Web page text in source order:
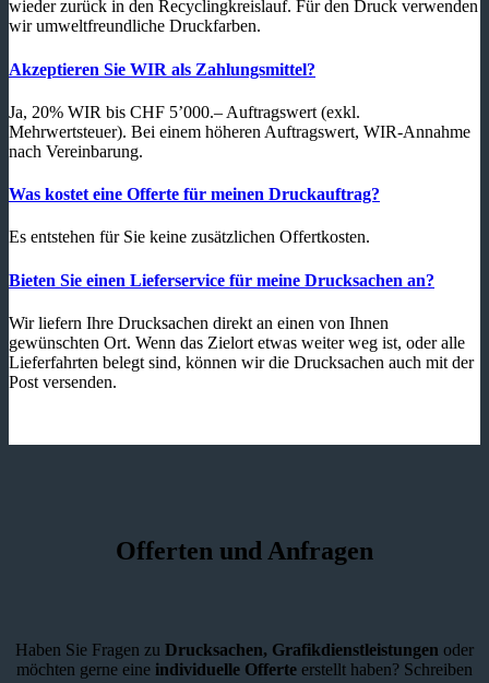
wieder zurück in den Recyclingkreislauf. Für den Druck verwenden
wir umweltfreundliche Druckfarben.
Akzeptieren Sie WIR als Zahlungsmittel?
Ja, 20% WIR bis CHF 5’000.– Auftragswert (exkl.
Mehrwertsteuer). Bei einem höheren Auftragswert, WIR-Annahme
nach Vereinbarung.
Was kostet eine Offerte für meinen Druckauftrag?
Es entstehen für Sie keine zusätzlichen Offertkosten.
Bieten Sie einen Lieferservice für meine Drucksachen an?
Wir liefern Ihre Drucksachen direkt an einen von Ihnen
gewünschten Ort. Wenn das Zielort etwas weiter weg ist, oder alle
Lieferfahrten belegt sind, können wir die Drucksachen auch mit der
Post versenden.
Offerten und Anfragen
Haben Sie Fragen zu Drucksachen, Grafikdienstleistungen oder
möchten gerne eine individuelle Offerte erstellt haben? Schreiben